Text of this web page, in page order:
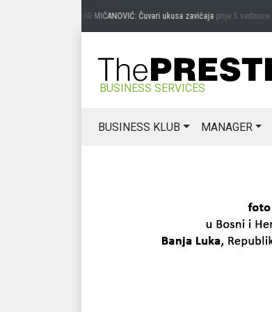
PREDRAG MIĆANOVIĆ: Čuvari ukusa zavičajaprije 3 sedmice
BUSINESS SERVICES
BUSINESS KLUB MANAGER